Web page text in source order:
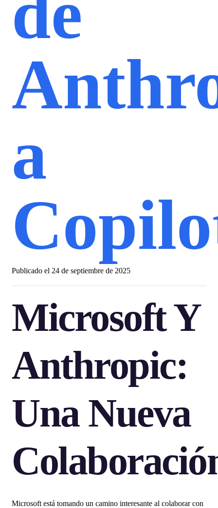
a
Publicado el 24 de septiembre de 2025
Microsoft Y
Anthropic:
Una Nueva
Microsoft está tomando un camino interesante al colaborar con